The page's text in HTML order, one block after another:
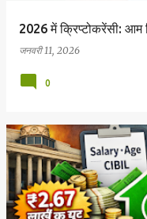
2026 में क्रिप्टोकरेंसी: आम
जनवरी 11, 2026
0